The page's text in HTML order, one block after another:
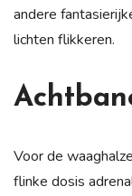
andere
lichten flikkeren.
Voor de
flinke dosis